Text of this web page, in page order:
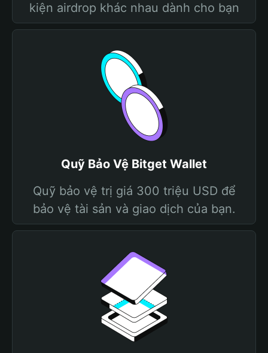
kiện airdrop khác nhau dành cho bạn
Quỹ Bảo Vệ Bitget Wallet
Quỹ bảo vệ trị giá 300 triệu USD để
bảo vệ tài sản và giao dịch của bạn.